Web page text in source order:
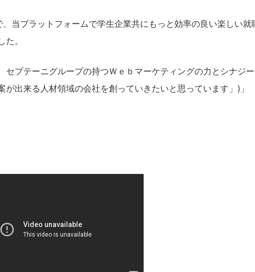
当プラットフォームで学生企業共にもっと効率の良い楽しい就
。
プテーニグループの持つＷｅｂマーケティングの力とシナジ
出来る人材領域の会社を創っていきたいと思っています」)」
サ
イ